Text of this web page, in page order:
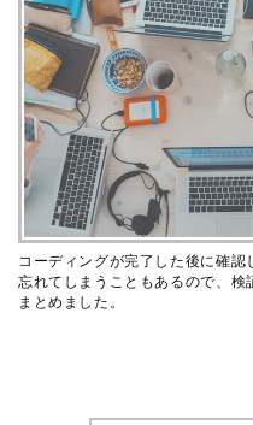
コーディングが完了した後に確
忘れてしまうこともあるので、
まとめました。